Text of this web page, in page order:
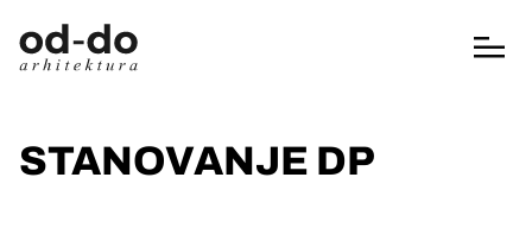
STANOVANJE DP